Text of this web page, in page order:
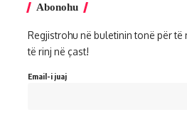
Abonohu
Regjistrohu në buletinin tonë për të
të rinj në çast!
Email-i juaj